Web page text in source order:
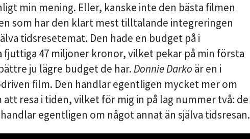
min mening. Eller, kanske inte den bästa filmen
som har den klart mest tilltalande integreringen
tidsresetemat. Den hade en budget på i
fjuttiga 47 miljoner kronor, vilket pekar på min första
ju lägre budget de har.Donnie Darko är en i
film. Den handlar egentligen mycket mer om
resa i tiden, vilket för mig in på lag nummer två: de
egentligen om något annat än själva tidsresan.